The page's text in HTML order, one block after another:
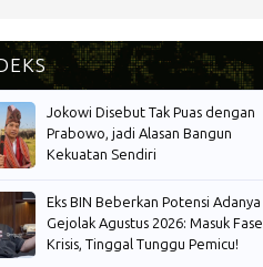
Jokowi Disebut Tak Puas dengan
Prabowo, jadi Alasan Bangun
Kekuatan Sendiri
Eks BIN Beberkan Potensi Adanya
Gejolak Agustus 2026: Masuk Fase
Krisis, Tinggal Tunggu Pemicu!